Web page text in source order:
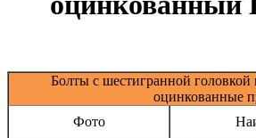
Болты с шестигранной головкой
оцинкованные
Фото